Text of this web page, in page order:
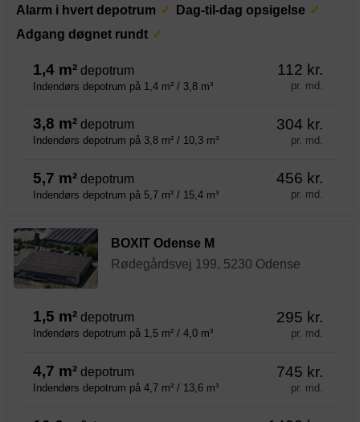
Alarm i hvert depotrum
Dag-til-dag opsigelse
Adgang døgnet rundt
1,4 m² depotrum
Indendørs depotrum på 1,4 m² / 3,8 m³
112 kr.
pr. md.
3,8 m² depotrum
Indendørs depotrum på 3,8 m² / 10,3 m³
304 kr.
pr. md.
5,7 m² depotrum
Indendørs depotrum på 5,7 m² / 15,4 m³
456 kr.
pr. md.
BOXIT Odense M
Rødegårdsvej 199, 5230 Odense
1,5 m² depotrum
Indendørs depotrum på 1,5 m² / 4,0 m³
295 kr.
pr. md.
4,7 m² depotrum
Indendørs depotrum på 4,7 m² / 13,6 m³
745 kr.
pr. md.